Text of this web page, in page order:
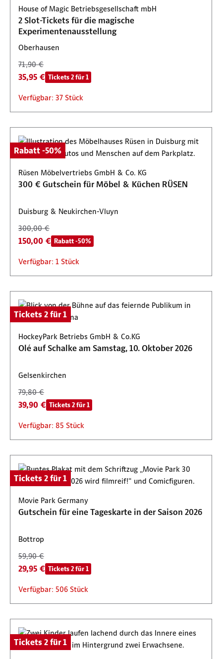
House of Magic Betriebsgesellschaft mbH
2 Slot-Tickets für die magische
Experimentenausstellung
Oberhausen
71,90 €
35,95 € Tickets 2 für 1
Verfügbar: 37 Stück
Rabatt -50%
Rüsen Möbelvertriebs GmbH & Co. KG
300 € Gutschein für Möbel & Küchen RÜSEN
Duisburg & Neukirchen-Vluyn
300,00 €
150,00 € Rabatt -50%
Verfügbar: 1 Stück
Tickets 2 für 1
HockeyPark Betriebs GmbH & Co.KG
Olé auf Schalke am Samstag, 10. Oktober 2026
Gelsenkirchen
79,80 €
39,90 € Tickets 2 für 1
Verfügbar: 85 Stück
Tickets 2 für 1
Movie Park Germany
Gutschein für eine Tageskarte in der Saison 2026
Bottrop
59,90 €
29,95 € Tickets 2 für 1
Verfügbar: 506 Stück
Tickets 2 für 1